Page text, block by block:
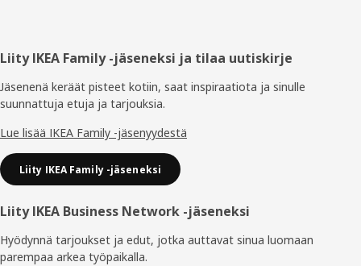
Alatunniste
Liity IKEA Family -jäseneksi ja tilaa uutiskirje
Jäsenenä keräät pisteet kotiin, saat inspiraatiota ja sinulle
suunnattuja etuja ja tarjouksia.​
Lue lisää IKEA Family -jäsenyydestä
Liity IKEA Family -jäseneksi
Liity IKEA Business Network -jäseneksi
Hyödynnä tarjoukset ja edut, jotka auttavat sinua luomaan
parempaa arkea työpaikalla.